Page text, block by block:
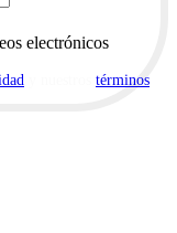
electrónicos
términos